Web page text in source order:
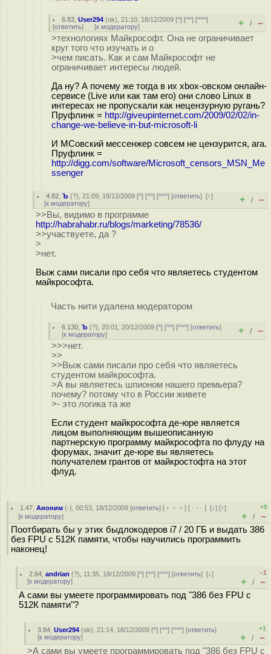
6.83 ,User294 (ok), 21:10, 18/12/2009 [^] [^^] [^^^]
[ответить] [к модератору] + / –
>технологиях Майкрософт. Она не ограничивает
круг того что изучать и о
>чем писать. Как и сам Майкрософт не
ограничивает интересы людей.
Да ну? А почему же тогда в их xbox-овском онлайн-
сервисе (Live или как там его) они слово Linux в
интересах не пропускали как нецензурную ругань?
Пруфлинк = http://giveupinternet.com/2009/02/02/in-
change-we-believe-in-but-microsoft-li
И МСовский мессенжер совсем не цензурится, ага.
Пруфлинк =
http://digg.com/software/Microsoft_censors_MSN_Me
ssenger
4.82 ,Ъ (?), 21:09, 18/12/2009 [^] [^^] [^^^] [ответить][↑]
[к модератору] + / –
>>Вы, видимо в программе
http://habrahabr.ru/blogs/marketing/78536/
>>участвуете, да ?
>
>нет.
Выж сами писали про себя что являетесь студентом
майкрософта.
Часть нити удалена модератором
6.130 ,Ъ (?), 20:01, 20/12/2009 [^] [^^] [^^^] [ответить]
[к модератору] + / –
>>>нет.
>>
>>Выж сами писали про себя что являетесь
студентом майкрософта.
>А вы являетесь шпионом нашего премьера?
почему? потому что в России живете
>- это логика та же
Если студент майкрософта де-юре является
лицом выполняющим вышеописанную
партнерскую программу майкрософта по флуду на
форумах, значит де-юре вы являетесь
получателем грантов от майкростофта на этот
флуд.
1.47 ,Аноним (-), 00:53, 18/12/2009 [ответить] [ ﹢﹢﹢] [ · · ·][↓] [↑]
[к модератору]
+5
+ / –
Поотбирать бы у этих быдлокодеров i7 / 20 ГБ и выдать 386
без FPU с 512К памяти, чтобы научились программить
наконец!
2.64 ,andrian (?), 11:35, 18/12/2009 [^] [^^] [^^^] [ответить][↓]
[к модератору]
–1
+ / –
А сами вы умеете программировать под "386 без FPU с
512К памяти"?
3.84 ,User294 (ok), 21:14, 18/12/2009 [^] [^^] [^^^] [ответить]
[к модератору]
+1
+ / –
>А сами вы умеете программировать под "386 без FPU с